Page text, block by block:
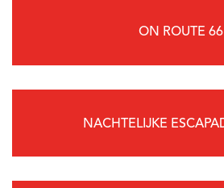
ON ROUTE 66
NACHTELIJKE